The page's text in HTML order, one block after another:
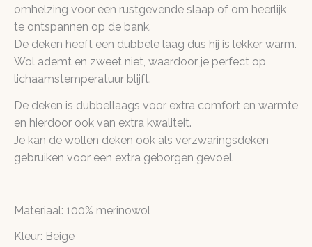
omhelzing voor een rustgevende slaap of om heerlijk
te ontspannen op de bank.
De deken heeft een dubbele laag dus hij is lekker warm.
Wol ademt en zweet niet, waardoor je perfect op
lichaamstemperatuur blijft.
De deken is dubbellaags voor extra comfort en warmte
en hierdoor ook van extra kwaliteit.
Je kan de wollen deken ook als verzwaringsdeken
gebruiken voor een extra geborgen gevoel.
Materiaal: 100% merinowol
Kleur: Beige